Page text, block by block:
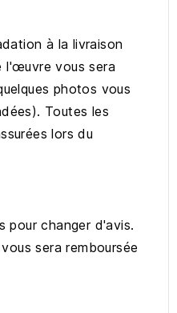
à la livraison
l'œuvre vous sera
photos vous
Toutes les
lors du
pour changer d'avis.
sera remboursée